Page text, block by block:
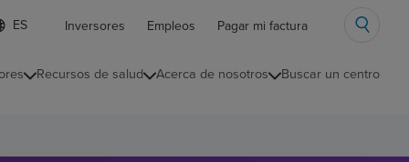
Inversores Empleos Pagar mi factura
Recursos de salud Acerca de nosotros Buscar un centro